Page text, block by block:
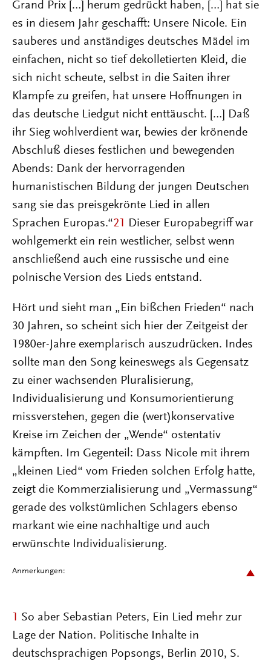
Grand Prix […] herum gedrückt haben, […] hat sie
es in diesem Jahr geschafft: Unsere Nicole. Ein
sauberes und anständiges deutsches Mädel im
einfachen, nicht so tief dekolletierten Kleid, die
sich nicht scheute, selbst in die Saiten ihrer
Klampfe zu greifen, hat unsere Hoffnungen in
das deutsche Liedgut nicht enttäuscht. […] Daß
ihr Sieg wohlverdient war, bewies der krönende
Abschluß dieses festlichen und bewegenden
Abends: Dank der hervorragenden
humanistischen Bildung der jungen Deutschen
sang sie das preisgekrönte Lied in allen
Sprachen Europas.“21 Dieser Europabegriff war
wohlgemerkt ein rein westlicher, selbst wenn
anschließend auch eine russische und eine
polnische Version des Lieds entstand.
Hört und sieht man „Ein bißchen Frieden“ nach
30 Jahren, so scheint sich hier der Zeitgeist der
1980er-Jahre exemplarisch auszudrücken. Indes
sollte man den Song keineswegs als Gegensatz
zu einer wachsenden Pluralisierung,
Individualisierung und Konsumorientierung
missverstehen, gegen die (wert)konservative
Kreise im Zeichen der „Wende“ ostentativ
kämpften. Im Gegenteil: Dass Nicole mit ihrem
„kleinen Lied“ vom Frieden solchen Erfolg hatte,
zeigt die Kommerzialisierung und „Vermassung“
gerade des volkstümlichen Schlagers ebenso
markant wie eine nachhaltige und auch
erwünschte Individualisierung.
Anmerkungen:
1 So aber Sebastian Peters, Ein Lied mehr zur
Lage der Nation. Politische Inhalte in
deutschsprachigen Popsongs, Berlin 2010, S.